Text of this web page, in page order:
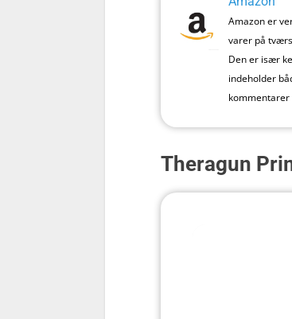
Amazon er
varer på
Den er især
indeholder
Theragun